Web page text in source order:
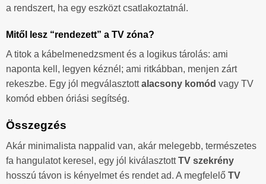
a rendszert, ha egy eszközt csatlakoztatnál.
Mitől lesz “rendezett” a TV zóna?
A titok a kábelmenedzsment és a logikus tárolás: ami
naponta kell, legyen kéznél; ami ritkábban, menjen zárt
rekeszbe. Egy jól megválasztottalacsony komód vagy TV
komód ebben óriási segítség.
Összegzés
Akár minimalista nappalid van, akár melegebb, természetes
fa hangulatot keresel, egy jól kiválasztottTV szekrény
hosszú távon is kényelmet és rendet ad. A megfelelő TV